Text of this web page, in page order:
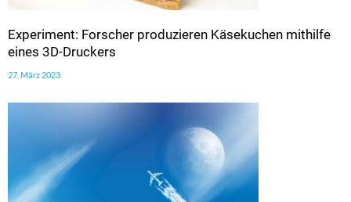
Experiment: Forscher produzieren Käsekuchen mithilfe
eines 3D-Druckers
27. März 2023